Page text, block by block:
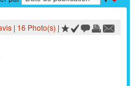
| 16 Photo(s) |